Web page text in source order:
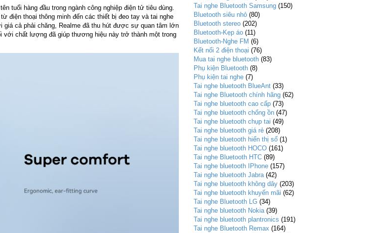
tuổi hàng đầu trong ngành công nghiệp điện tử tiêu dùng.
điện thoại thông minh đến các thiết bị đeo tay và tai nghe
cả phải chăng, Realme đã thu hút được sự quan tâm lớn
chất lượng đã giúp thương hiệu này trở thành một trong
Tai nghe Bluetooth Samsung (150)
Bluetooth siêu nhỏ (80)
Bluetooth stereo (202)
Bluetooth-Kẹp áo (11)
Bluetooth-Nghe FM (6)
Kết nối 2 điện thoại (76)
Mua tai nghe bluetooth (83)
Phụ kiện Bluetooth (8)
Phụ kiện tai nghe (7)
Tai nghe bluetooth BlueAnt (33)
Tai nghe Bluetooth chính hãng (62)
Tai nghe bluetooth cao cấp (73)
Tai nghe bluetooth chống ồn (47)
Tai nghe bluetooth chụp tai (49)
Tai nghe bluetooth giá rẻ (208)
Tai nghe bluetooth hiển thị số (1)
Tai nghe bluetooth HOCO (161)
Tai nghe Bluetooth HTC (89)
Tai nghe bluetooth IPhone (157)
Tai nghe bluetooth Jabra (42)
Tai nghe bluetooth không dây (203)
Tai nghe bluetooth khuyến mãi (62)
Tai nghe Bluetooth LG (34)
Tai nghe bluetooth Nokia (39)
Tai nghe bluetooth plantronics (191)
Tai nghe Bluetooth Remax (164)